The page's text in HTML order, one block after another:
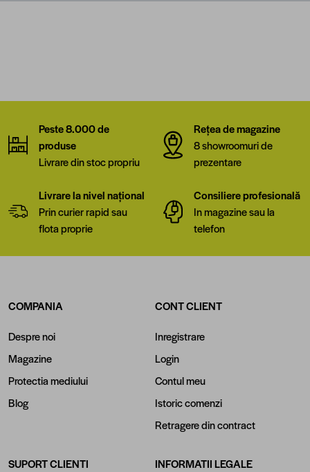
Peste 8.000 de
produse
Livrare din stoc propriu
Rețea de magazine
8 showroomuri de
prezentare
Livrare la nivel național
Prin curier rapid sau
flota proprie
Consiliere profesională
In magazine sau la
telefon
COMPANIA
Despre noi
Magazine
Protectia mediului
Blog
CONT CLIENT
Inregistrare
Login
Contul meu
Istoric comenzi
Retragere din contract
SUPORT CLIENTI
INFORMATII LEGALE